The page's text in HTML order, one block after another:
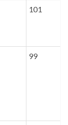
101
99